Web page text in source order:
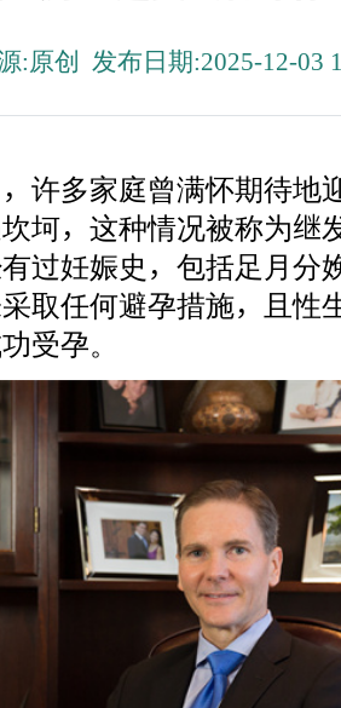
:原创 发布日期:2025-12-03
许多家庭曾满怀期待地
坷，这种情况被称为继
过妊娠史，包括足月分
取任何避孕措施，且性
受孕。